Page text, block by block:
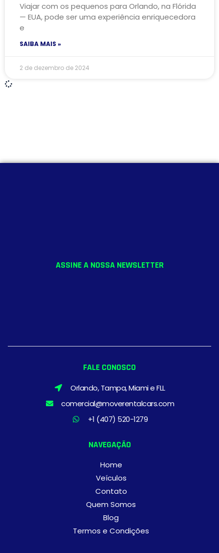
Viajar com os pequenos para Orlando, na Flórida
— EUA, pode ser uma experiência enriquecedora
e
SAIBA MAIS »
2 de dezembro de 2024
ASSINE A NOSSA NEWSLETTER
FALE CONOSCO
Orlando, Tampa, Miami e FLL
comercial@moverentalcars.com
+1 (407) 520-1279
NAVEGAÇÃO
Home
Veículos
Contato
Quem Somos
Blog
Termos e Condições